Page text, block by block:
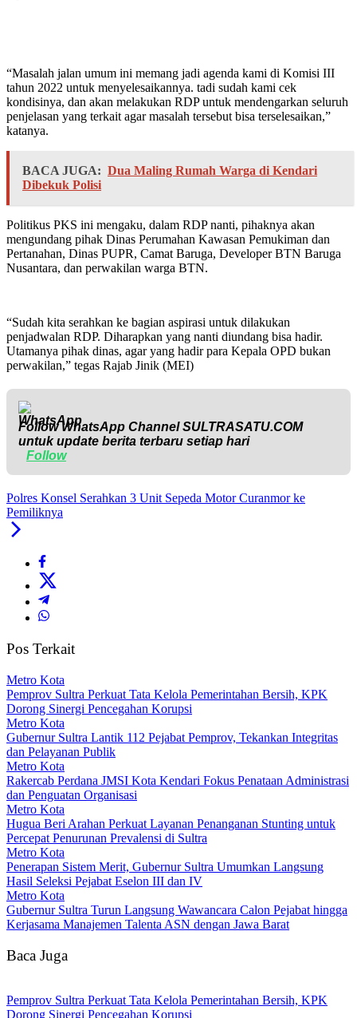
“Masalah jalan umum ini memang jadi agenda kami di Komisi III
tahun 2022 untuk menyelesaikannya. tadi sudah kami cek
kondisinya, dan akan melakukan RDP untuk mendengarkan seluruh
penjelasan yang terkait agar masalah tersebut bisa terselesaikan,”
katanya.
BACA JUGA: Dua Maling Rumah Warga di Kendari
Dibekuk Polisi
Politikus PKS ini mengaku, dalam RDP nanti, pihaknya akan
mengundang pihak Dinas Perumahan Kawasan Pemukiman dan
Pertanahan, Dinas PUPR, Camat Baruga, Developer BTN Baruga
Nusantara, dan perwakilan warga BTN.
“Sudah kita serahkan ke bagian aspirasi untuk dilakukan
penjadwalan RDP. Diharapkan yang nanti diundang bisa hadir.
Utamanya pihak dinas, agar yang hadir para Kepala OPD bukan
perwakilan,” tegas Rajab Jinik (MEI)
Follow WhatsApp ChannelSULTRASATU.COM
untuk update berita terbaru setiap hari
Follow
Polres Konsel Serahkan 3 Unit Sepeda Motor Curanmor ke
Pemiliknya
Pos Terkait
Metro Kota
Pemprov Sultra Perkuat Tata Kelola Pemerintahan Bersih, KPK
Dorong Sinergi Pencegahan Korupsi
Metro Kota
Gubernur Sultra Lantik 112 Pejabat Pemprov, Tekankan Integritas
dan Pelayanan Publik
Metro Kota
Rakercab Perdana JMSI Kota Kendari Fokus Penataan Administrasi
dan Penguatan Organisasi
Metro Kota
Hugua Beri Arahan Perkuat Layanan Penanganan Stunting untuk
Percepat Penurunan Prevalensi di Sultra
Metro Kota
Penerapan Sistem Merit, Gubernur Sultra Umumkan Langsung
Hasil Seleksi Pejabat Eselon III dan IV
Metro Kota
Gubernur Sultra Turun Langsung Wawancara Calon Pejabat hingga
Kerjasama Manajemen Talenta ASN dengan Jawa Barat
Baca Juga
Pemprov Sultra Perkuat Tata Kelola Pemerintahan Bersih, KPK
Dorong Sinergi Pencegahan Korupsi